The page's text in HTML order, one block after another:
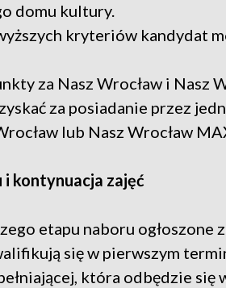
domu kultury.
kryteriów kandydat
za Nasz Wrocław i Nasz
za posiadanie przez
lub Nasz Wrocław
kontynuacja zajęć
etapu naboru ogłoszone
się w pierwszym
która odbędzie się